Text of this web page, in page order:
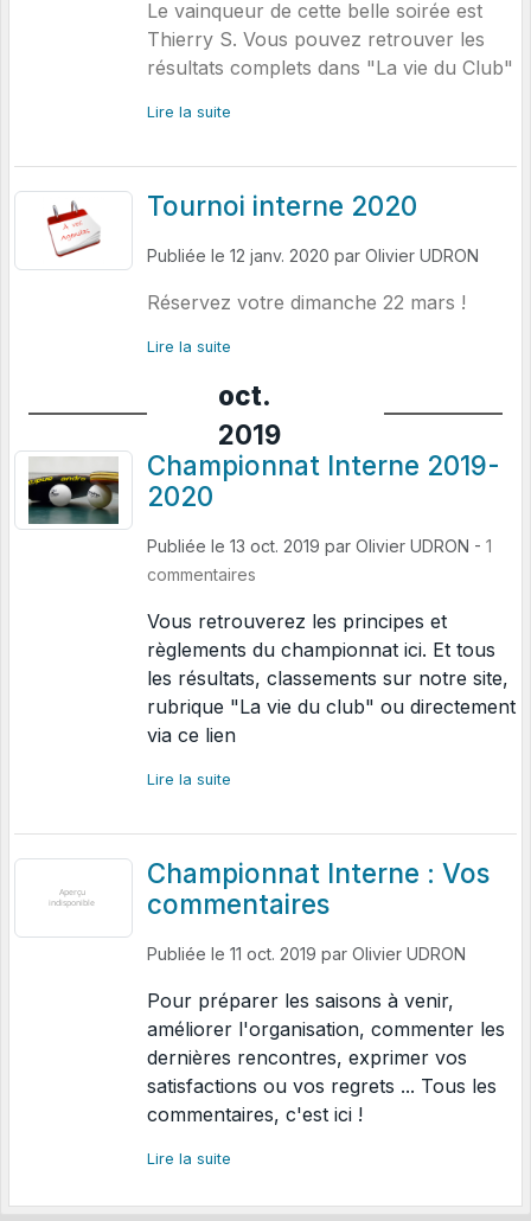
Le vainqueur de cette belle soirée est
Thierry S. Vous pouvez retrouver les
résultats complets dans "La vie du Club"
Lire la suite
Tournoi interne 2020
Publiée le 12 janv. 2020 par Olivier UDRON
Réservez votre dimanche 22 mars !
Lire la suite
oct.
2019
Championnat Interne 2019-
2020
Publiée le 13 oct. 2019 par Olivier UDRON - 1
commentaires
Vous retrouverez les principes et
règlements du championnat ici. Et tous
les résultats, classements sur notre site,
rubrique "La vie du club" ou directement
via ce lien
Lire la suite
Championnat Interne : Vos
commentaires
Publiée le 11 oct. 2019 par Olivier UDRON
Pour préparer les saisons à venir,
améliorer l'organisation, commenter les
dernières rencontres, exprimer vos
satisfactions ou vos regrets ... Tous les
commentaires, c'est ici !
Lire la suite